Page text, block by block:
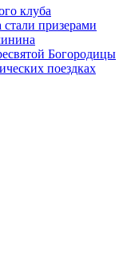
клуба
призерами
Богородицы
поездках